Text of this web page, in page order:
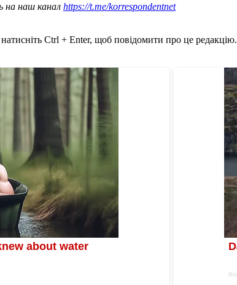
на наш канал https://t.me/korrespondentnet
Ctrl + Enter, щоб повідомити про це редакцію.